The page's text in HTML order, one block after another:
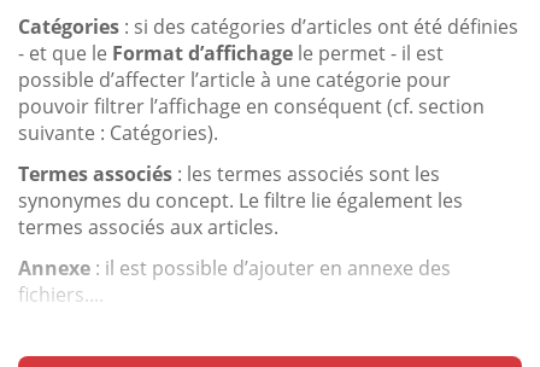
Catégories : si des catégories d’articles ont été définies
- et que le Format d’affichage le permet - il est
possible d’affecter l’article à une catégorie pour
pouvoir filtrer l’affichage en conséquent (cf. section
suivante : Catégories).
Termes associés : les termes associés sont les
synonymes du concept. Le filtre lie également les
termes associés aux articles.
Annexe : il est possible d’ajouter en annexe des
fichiers....